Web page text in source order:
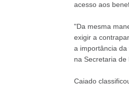
acesso aos
"Da mesma
exigir a
a importância
na Secretaria de
Caiado